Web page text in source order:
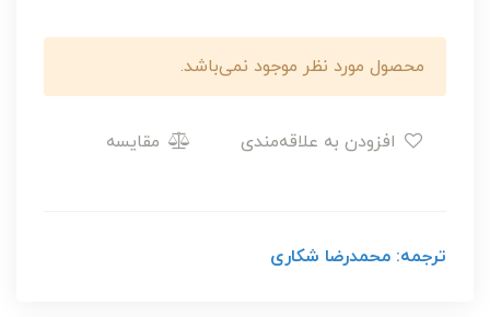
محصول مورد نظر موجود نمی‌باشد.
مقایسه
ترجمه: محمدرضا شکاری